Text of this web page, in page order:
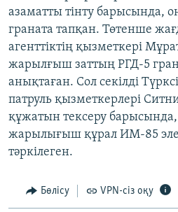
азаматты тінту барысында,
граната тапқан. Төтенше
агенттіктің қызметкері
жарылғыш заттың РГД-5
анықтаған. Сол секілді
патруль қызметкерлері
құжатын тексеру
жарылығыш құрал ИМ-85
тәркілеген.
Бөлісу VPN-сіз оқу